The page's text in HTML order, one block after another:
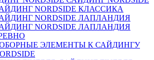
NORDSIDE КЛАССИКА
NORDSIDE ЛАПЛАНДИЯ
NORDSIDE ЛАПЛАНДИЯ
ЭЛЕМЕНТЫ К САЙДИНГУ